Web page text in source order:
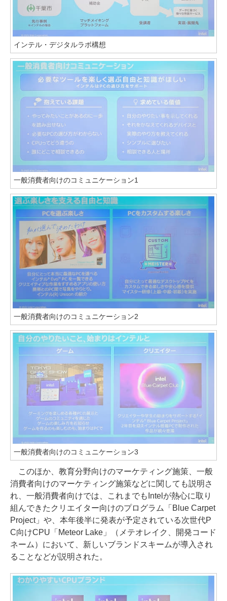
インテル・デジタルラボ構想
一般消費者向けのコミュニケーション1
一般消費者向けのコミュニケーション2
一般消費者向けのコミュニケーション3
このほか、教育分野向けのマーケティング施策、一般
消費者向けのマーケティング施策などに関しても説明さ
れ、一般消費者向けでは、これまでもIntelが熱心に取り
組んできたクリエイター向けのプログラム「Blue Carpet
Project」や、本年後半に発表が予定されている次世代P
C向けCPU「Meteor Lake」（メテオレイク、開発コード
ネーム）において、新しいブランドスキームが導入され
ることなどが説明された。